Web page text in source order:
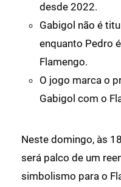
desde 2022.
Gabigol não é
enquanto Pedro
Flamengo.
O jogo marca o
Gabigol com o
Neste domingo, às
será palco de um
simbolismo para o